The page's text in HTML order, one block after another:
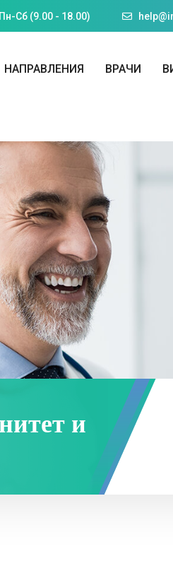
Пн-Cб (9.00 - 18.00)
НАПРАВЛЕНИЯ ВРАЧИ
и